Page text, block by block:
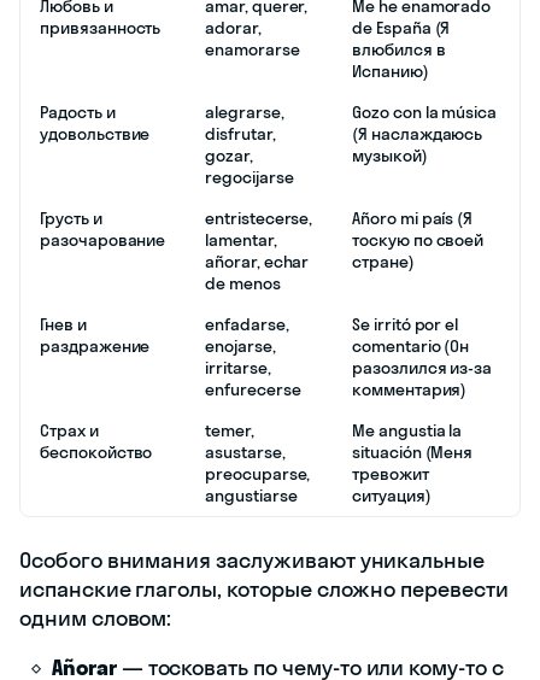
Любовь и
привязанность
amar, querer,
adorar,
enamorarse
Me he enamorado
de España (Я
влюбился в
Испанию)
Радость и
удовольствие
alegrarse,
disfrutar,
gozar,
regocijarse
Gozo con la música
(Я наслаждаюсь
музыкой)
Грусть и
разочарование
entristecerse,
lamentar,
añorar, echar
de menos
Añoro mi país (Я
тоскую по своей
стране)
Гнев и
раздражение
enfadarse,
enojarse,
irritarse,
enfurecerse
Se irritó por el
comentario (Он
разозлился из-за
комментария)
Страх и
беспокойство
temer,
asustarse,
preocuparse,
angustiarse
Me angustia la
situación (Меня
тревожит
ситуация)
Особого внимания заслуживают уникальные
испанские глаголы, которые сложно перевести
одним словом:
Añorar— тосковать по чему-то или кому-то с